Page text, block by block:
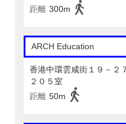
距離 300m
ARCH Education
香港中環雲咸街１９－２
２０５室
距離 50m